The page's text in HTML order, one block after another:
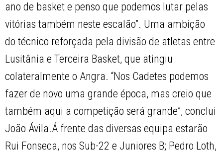
ano de basket e penso que podemos lutar pelas
vitórias também neste escalão”. Uma ambição
do técnico reforçada pela divisão de atletas entre
Lusitânia e Terceira Basket, que atingiu
colateralmente o Angra. “Nos Cadetes podemos
fazer de novo uma grande época, mas creio que
também aqui a competição será grande”, conclui
João Ávila.Á frente das diversas equipa estarão
Rui Fonseca, nos Sub-22 e Juniores B; Pedro Loth,